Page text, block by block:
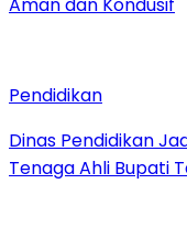
Pendidikan
Dinas Pendidikan
Tenaga Ahli Bupati